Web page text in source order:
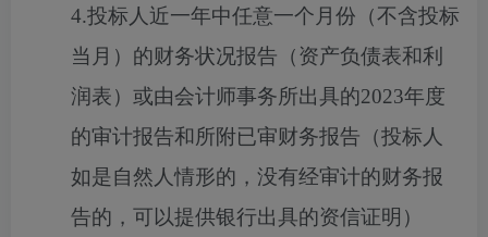
4.投标人近一年中任意一个月份（不含投标
当月）的财务状况报告（资产负债表和利
润表）或由会计师事务所出具的2023年度
的审计报告和所附已审财务报告（投标人
如是自然人情形的，没有经审计的财务报
告的，可以提供银行出具的资信证明）